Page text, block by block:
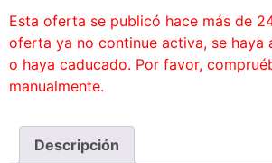
Esta oferta se publicó hace más de
oferta ya no continue activa, se haya
o haya caducado. Por favor,
manualmente.
Descripción